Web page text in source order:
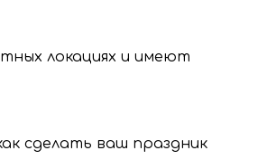
локациях и имеют
сделать ваш праздник